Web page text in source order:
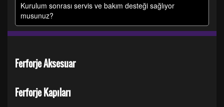
Kurulum sonrası servis ve bakım desteği sağlıyor
musunuz?
Ferforje Aksesuar
Ferforje Kapıları